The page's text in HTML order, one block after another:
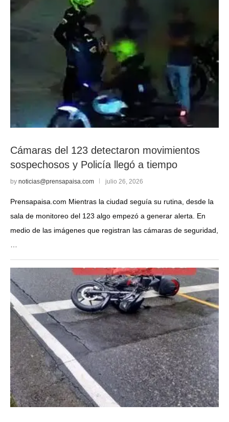
Cámaras del 123 detectaron movimientos
sospechosos y Policía llegó a tiempo
by noticias@prensapaisa.com julio 26, 2026
Prensapaisa.com Mientras la ciudad seguía su rutina, desde la
sala de monitoreo del 123 algo empezó a generar alerta. En
medio de las imágenes que registran las cámaras de seguridad,
…